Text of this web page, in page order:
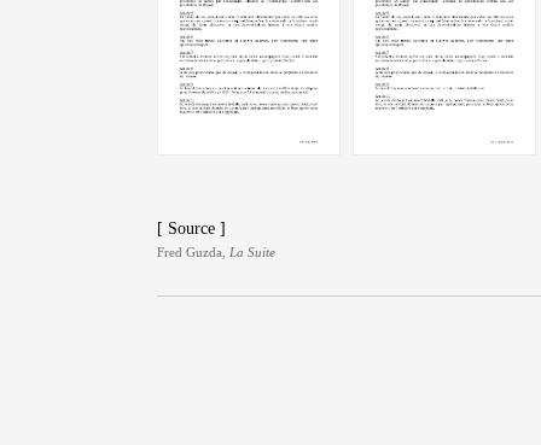
[ Source ]
Fred Guzda, La Suite